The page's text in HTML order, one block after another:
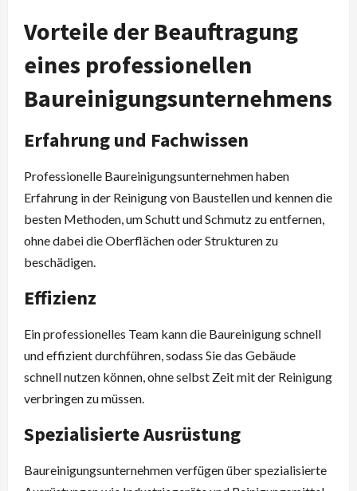
Vorteile der Beauftragung
eines professionellen
Baureinigungsunternehmens
Erfahrung und Fachwissen
Professionelle Baureinigungsunternehmen haben
Erfahrung in der Reinigung von Baustellen und kennen die
besten Methoden, um Schutt und Schmutz zu entfernen,
ohne dabei die Oberflächen oder Strukturen zu
beschädigen.
Effizienz
Ein professionelles Team kann die Baureinigung schnell
und effizient durchführen, sodass Sie das Gebäude
schnell nutzen können, ohne selbst Zeit mit der Reinigung
verbringen zu müssen.
Spezialisierte Ausrüstung
Baureinigungsunternehmen verfügen über spezialisierte